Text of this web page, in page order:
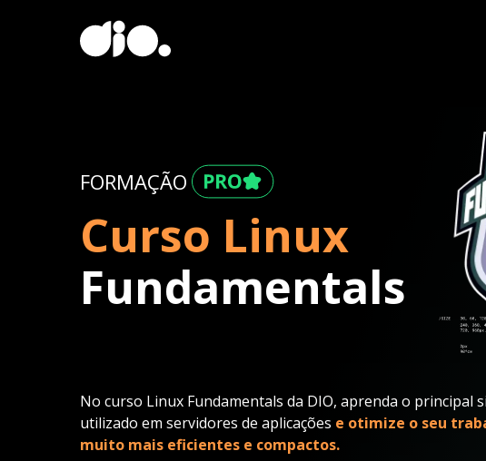
FORMAÇÃO
Curso Linux
Fundamentals
No curso Linux Fundamentals da DIO, aprenda o principal
utilizado em servidores de aplicações e otimize o seu
muito mais eficientes e compactos.